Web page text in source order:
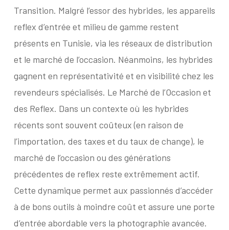
Transition. Malgré l’essor des hybrides, les appareils
reflex d’entrée et milieu de gamme restent
présents en Tunisie, via les réseaux de distribution
et le marché de l’occasion. Néanmoins, les hybrides
gagnent en représentativité et en visibilité chez les
revendeurs spécialisés. Le Marché de l’Occasion et
des Reflex. Dans un contexte où les hybrides
récents sont souvent coûteux (en raison de
l’importation, des taxes et du taux de change), le
marché de l’occasion ou des générations
précédentes de reflex reste extrêmement actif.
Cette dynamique permet aux passionnés d’accéder
à de bons outils à moindre coût et assure une porte
d’entrée abordable vers la photographie avancée.